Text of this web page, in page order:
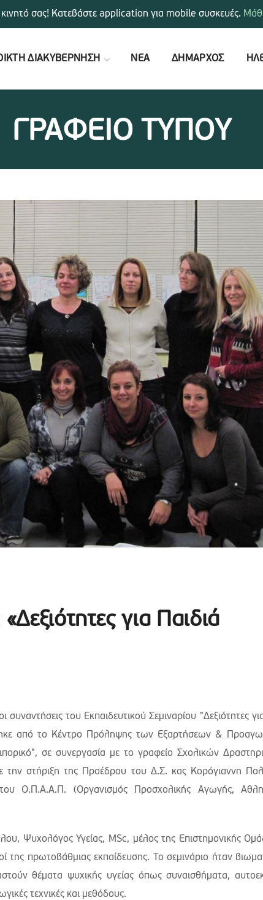
ΔΙΑΚΥΒΕΡΝΗΣΗ ΝΕΑ ΔΗΜΑΡΧΟΣ
ΓΡΑΦΕΙΟ ΤΥΠΟΥ
για Παιδιά
του Εκπαιδευτικού Σεμιναρίου "Δεξιότητες
από το Κέντρο Πρόληψης των Εξαρτήσεων &
σε συνεργασία με το γραφείο Σχολικών
στήριξη της Προέδρου του Δ.Σ. κας Κορόγιαννη
Ο.Π.Α.Α.Π. (Οργανισμός Προσχολικής Αγωγής,
Ψυχολόγος Υγείας, MSc, μέλος της Επιστημονικής
της πρωτοβάθμιας εκπαίδευσης. Το σεμινάριο ήταν
θέματα ψυχικής υγείας όπως συναισθήματα,
τεχνικές και μεθόδους.
σας! Κατεβάστε application για mobile συσκευές.